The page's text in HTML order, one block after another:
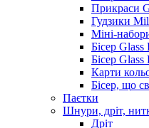
Прикраси
Гудзики
Міні-
Бісер Glass
Бісер
Карти
Бісер, що
Паєтки
Шнури, дріт,
Дріт